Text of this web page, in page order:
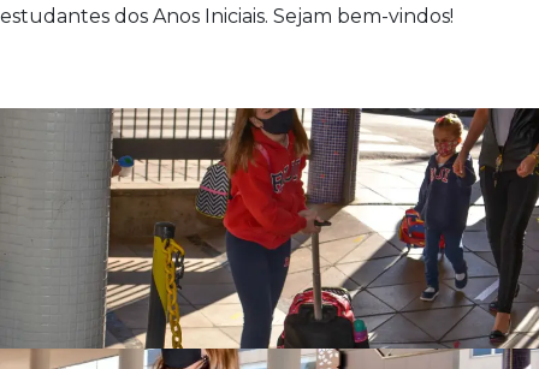
estudantes dos Anos Iniciais. Sejam bem-vindos!